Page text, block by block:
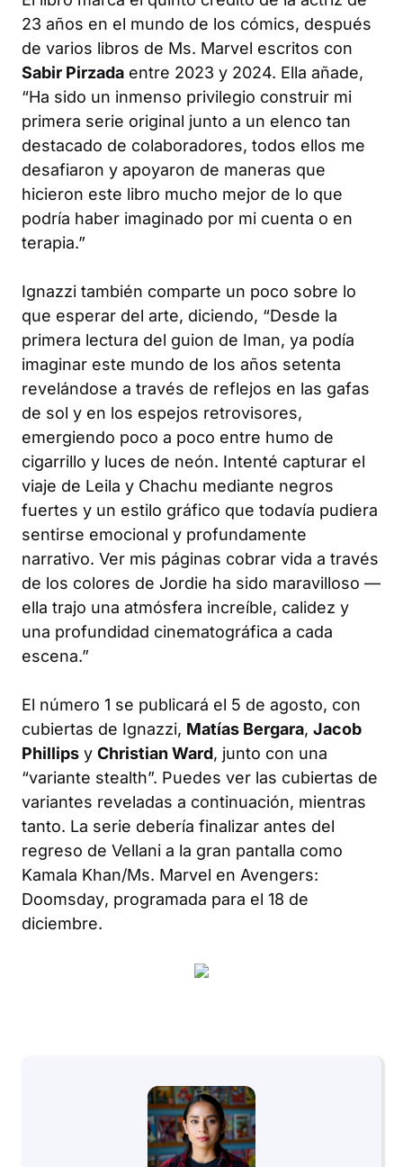
23 años en el mundo de los cómics, después
de varios libros de Ms. Marvel escritos con
Sabir Pirzada entre 2023 y 2024. Ella añade,
“Ha sido un inmenso privilegio construir mi
primera serie original junto a un elenco tan
destacado de colaboradores, todos ellos me
desafiaron y apoyaron de maneras que
hicieron este libro mucho mejor de lo que
podría haber imaginado por mi cuenta o en
terapia.”
Ignazzi también comparte un poco sobre lo
que esperar del arte, diciendo, “Desde la
primera lectura del guion de Iman, ya podía
imaginar este mundo de los años setenta
revelándose a través de reflejos en las gafas
de sol y en los espejos retrovisores,
emergiendo poco a poco entre humo de
cigarrillo y luces de neón. Intenté capturar el
viaje de Leila y Chachu mediante negros
fuertes y un estilo gráfico que todavía pudiera
sentirse emocional y profundamente
narrativo. Ver mis páginas cobrar vida a través
de los colores de Jordie ha sido maravilloso —
ella trajo una atmósfera increíble, calidez y
una profundidad cinematográfica a cada
escena.”
El número 1 se publicará el 5 de agosto, con
cubiertas de Ignazzi, Matías Bergara, Jacob
Phillips y Christian Ward, junto con una
“variante stealth”. Puedes ver las cubiertas de
variantes reveladas a continuación, mientras
tanto. La serie debería finalizar antes del
regreso de Vellani a la gran pantalla como
Kamala Khan/Ms. Marvel en Avengers:
Doomsday, programada para el 18 de
diciembre.